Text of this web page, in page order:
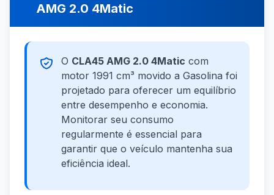
AMG 2.0 4Matic
O CLA45 AMG 2.0 4Matic com
motor 1991 cm³ movido a Gasolina foi
projetado para oferecer um equilíbrio
entre desempenho e economia.
Monitorar seu consumo
regularmente é essencial para
garantir que o veículo mantenha sua
eficiência ideal.